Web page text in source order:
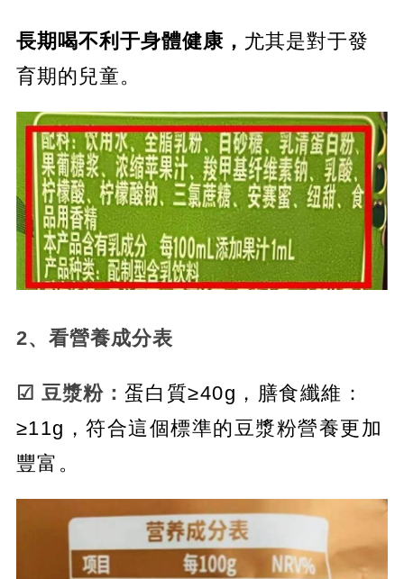
長期喝不利于身體健康， 尤其是對于發
育期的兒童。
2、看營養成分表
☑ 豆漿粉： 蛋白質≥40g，膳食纖維：
≥11g，符合這個標準的豆漿粉營養更加
豐富。